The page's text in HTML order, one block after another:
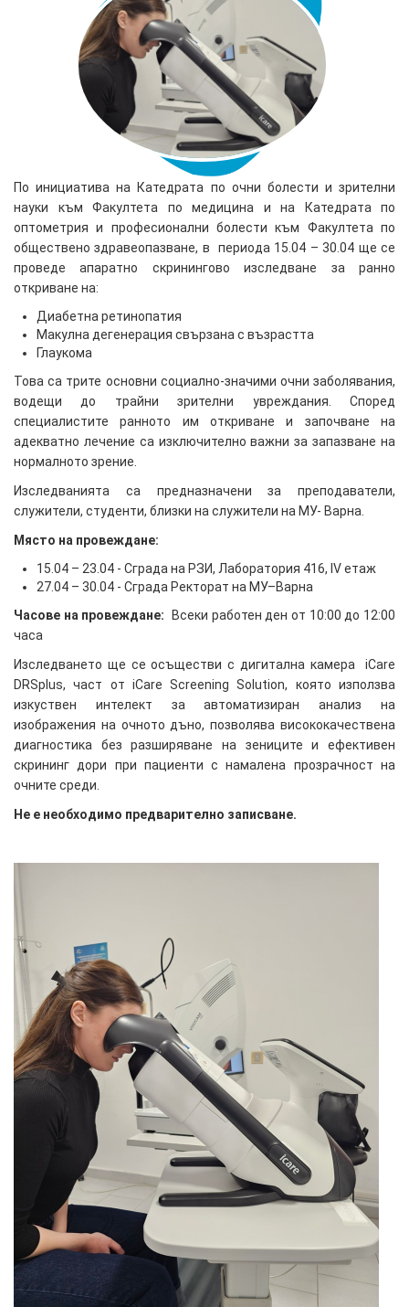
По инициатива на Катедрата по очни болести и зрителни
науки към Факултета по медицина и на Катедрата по
оптометрия и професионални болести към Факултета по
обществено здравеoпазване, в периода 15.04 – 30.04 ще се
проведе апаратно скринингово изследване за ранно
откриване на:
Диабетна ретинопатия
Макулна дегенерация свързана с възрастта
Глаукома
Това са трите основни социално-значими очни заболявания,
водещи до трайни зрителни увреждания. Според
специалистите ранното им откриване и започване на
адекватно лечение са изключително важни за запазване на
нормалното зрение.
Изследванията са предназначени за преподаватели,
служители, студенти, близки на служители на МУ- Варна.
Място на провеждане:
15.04 – 23.04 - Сграда на РЗИ, Лаборатория 416, IV етаж
27.04 – 30.04 - Сграда Ректорат на МУ–Варна
Часове на провеждане: Всеки работен ден от 10:00 до 12:00
часа
Изследването ще се осъществи с дигитална камера iCare
DRSplus, част от iCare Screening Solution, която използва
изкуствен интелект за автоматизиран анализ на
изображения на очното дъно, позволява висококачествена
диагностика без разширяване на зениците и ефективен
скрининг дори при пациенти с намалена прозрачност на
очните среди.
Не е необходимо предварително записване.